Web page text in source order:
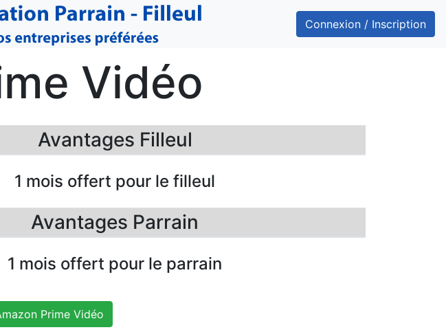
Connexion / Inscription
Vidéo
Avantages Filleul
1 mois offert pour le filleul
Avantages Parrain
1 mois offert pour le parrain
Prime Vidéo